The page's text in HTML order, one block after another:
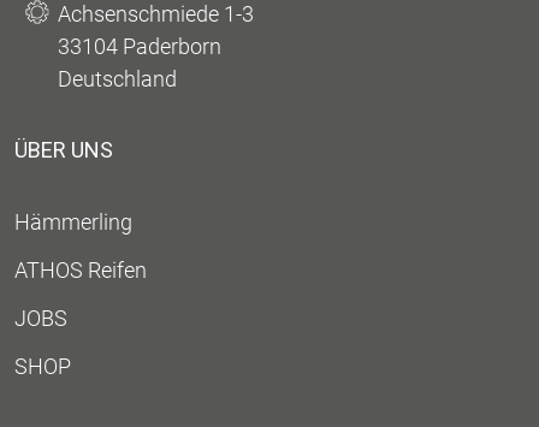
Achsenschmiede 1-3
33104 Paderborn
Deutschland
ÜBER UNS
Hämmerling
ATHOS Reifen
JOBS
SHOP